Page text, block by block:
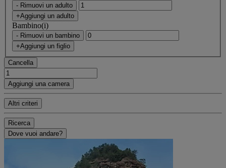
- Rimuovi un adulto
+Aggiungi un adulto
Bambino(i)
- Rimuovi un bambino
+Aggiungi un figlio
Cancella
Aggiungi una camera
Altri criteri
Ricerca
Dove vuoi andare?